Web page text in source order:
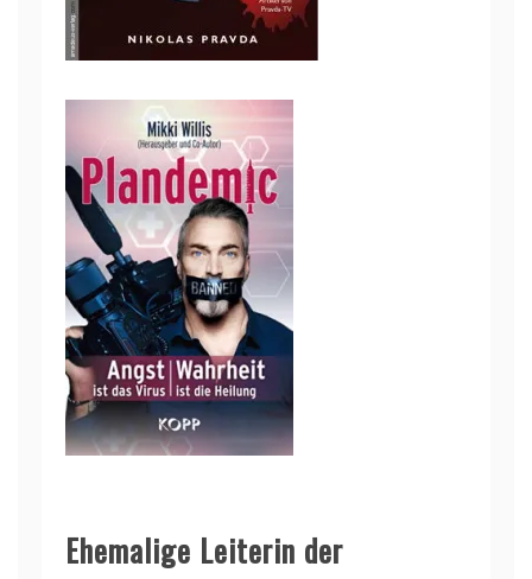
Ehemalige Leiterin der